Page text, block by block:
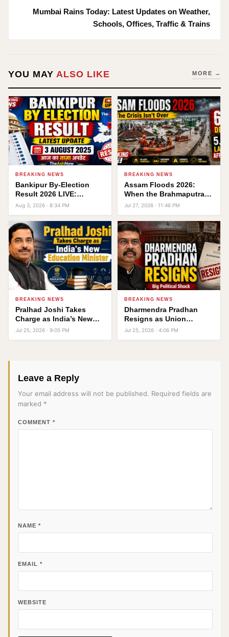
Mumbai Rains Today: Latest Updates on Weather,
Schools, Offices, Traffic & Trains
YOU MAY ALSO LIKE MORE →
BREAKING NEWS
Bankipur By-Election
Result 2026 LIVE:
Counting Updates, Vote
Aug 3, 2026 · 8:34 PM
BREAKING NEWS
Assam Floods 2026:
When the Brahmaputra
Turns Into a Sea
Jul 27, 2026 · 11:46 PM
BREAKING NEWS
Pralhad Joshi Takes
Charge as India’s New
Education Minister
Jul 25, 2026 · 9:05 PM
BREAKING NEWS
Dharmendra Pradhan
Resigns as Union
Education Minister
Jul 25, 2026 · 4:06 PM
Leave a Reply
Your email address will not be published. Required fields are
marked *
COMMENT *
NAME *
EMAIL *
WEBSITE